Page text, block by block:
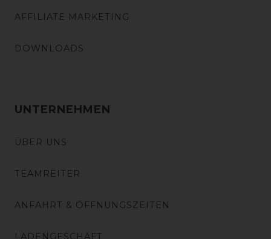
AFFILIATE MARKETING
DOWNLOADS
UNTERNEHMEN
ÜBER UNS
TEAMREITER
ANFAHRT & ÖFFNUNGSZEITEN
LADENGESCHÄFT